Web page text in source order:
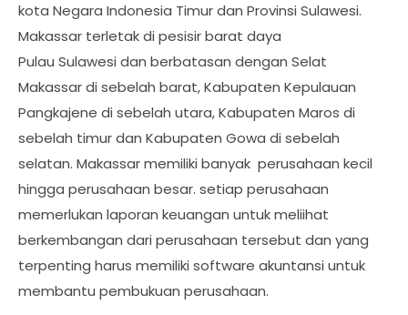
kota Negara Indonesia Timur dan Provinsi Sulawesi.
Makassar terletak di pesisir barat daya
Pulau Sulawesi dan berbatasan dengan Selat
Makassar di sebelah barat, Kabupaten Kepulauan
Pangkajene di sebelah utara, Kabupaten Maros di
sebelah timur dan Kabupaten Gowa di sebelah
selatan. Makassar memiliki banyak perusahaan kecil
hingga perusahaan besar. setiap perusahaan
memerlukan laporan keuangan untuk meliihat
berkembangan dari perusahaan tersebut dan yang
terpenting harus memiliki software akuntansi untuk
membantu pembukuan perusahaan.